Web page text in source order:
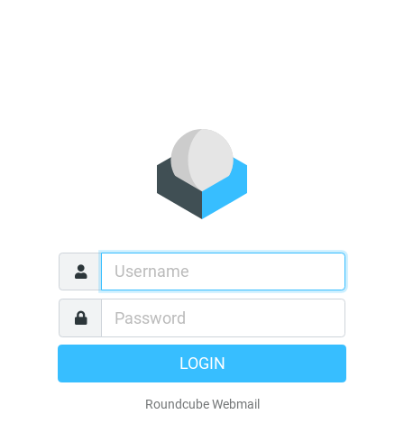
LOGIN
Roundcube Webmail